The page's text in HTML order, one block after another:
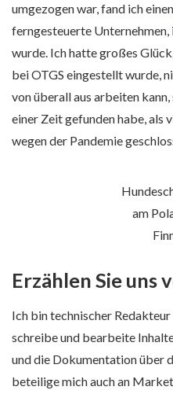
umgezogen war, fand ich einen
ferngesteuerte
wurde. Ich hatte großes
bei OTGS eingestellt wurde,
von überall aus arbeiten
einer Zeit gefunden habe, als
wegen der Pandemie
am
Erzählen Sie uns
Ich bin technischer
schreibe und bearbeite
und die Dokumentation über
beteilige mich auch an